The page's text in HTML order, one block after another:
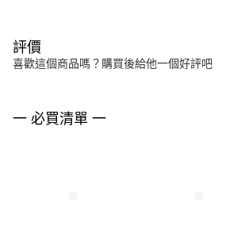
評價
喜歡這個商品嗎？購買後給他一個好評吧
一 必買清單 一